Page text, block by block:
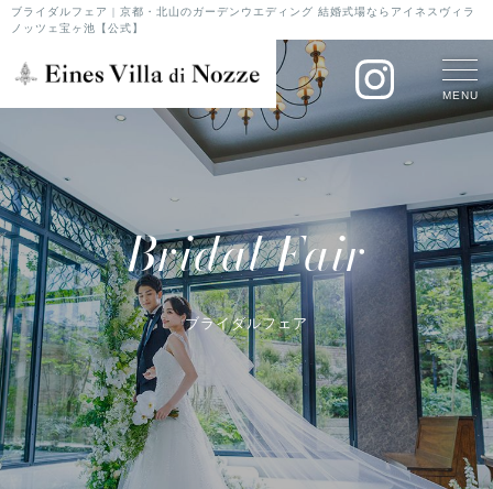
ブライダルフェア | 京都・北山のガーデンウエディング 結婚式場ならアイネスヴィラ
ノッツェ宝ヶ池【公式】
MENU
Bridal Fair
ブライダルフェア